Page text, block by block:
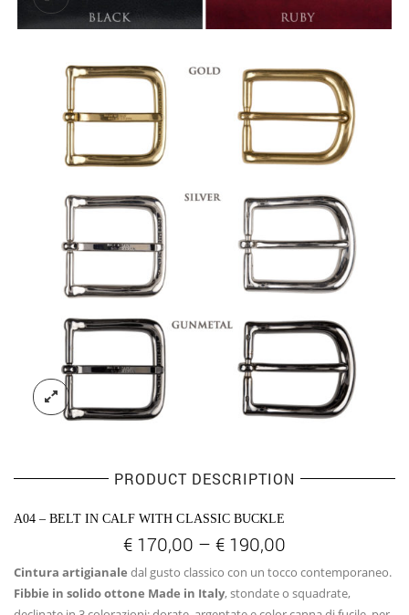
PRODUCT DESCRIPTION
A04 – BELT IN CALF WITH CLASSIC BUCKLE
€ 170,00 – € 190,00
Cintura artigianale dal gusto classico con un tocco contemporaneo.
Fibbie in solido ottone Made in Italy, stondate o squadrate,